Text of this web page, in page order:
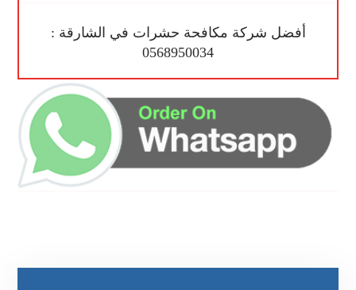
أفضل شركة مكافحة حشرات في الشارقة :
0568950034